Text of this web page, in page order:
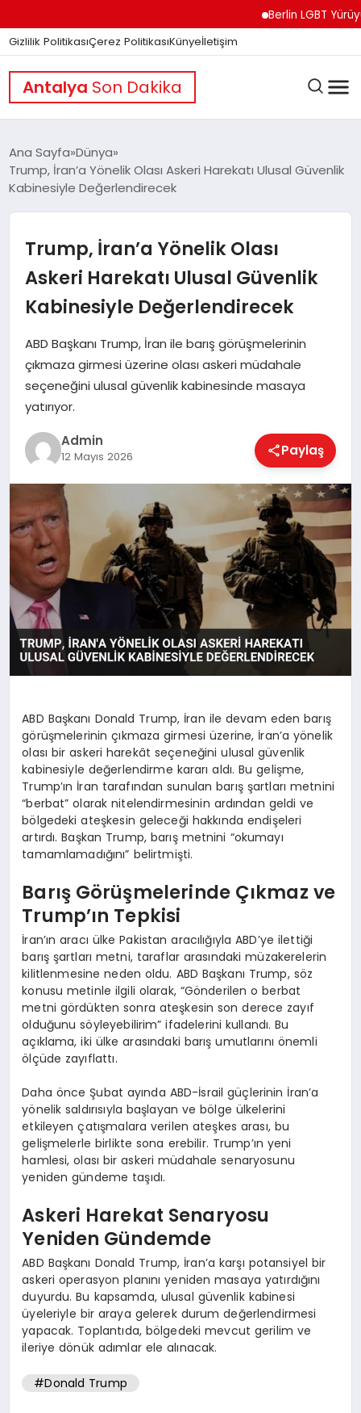
Berlin LGBT
Gizlilik PolitikasıÇerez PolitikasıKünyeİletişim
Antalya Son Dakika
GÜNDEM
DÜNYA
EĞITIM
EKONOMI
MAGAZIN
SAĞLIK
SPOR
TEKNOLOJI
Ana Sayfa Dünya
Trump, İran’a Yönelik Olası Askeri Harekatı Ulusal Güvenlik
Kabinesiyle Değerlendirecek
Trump, İran’a Yönelik Olası
Askeri Harekatı Ulusal Güvenlik
Kabinesiyle Değerlendirecek
ABD Başkanı Trump, İran ile barış görüşmelerinin
çıkmaza girmesi üzerine olası askeri müdahale
seçeneğini ulusal güvenlik kabinesinde masaya
yatırıyor.
Admin
12 Mayıs 2026 Paylaş
ABD Başkanı Donald Trump, İran ile devam eden barış
görüşmelerinin çıkmaza girmesi üzerine, İran’a yönelik
olası bir askeri harekât seçeneğini ulusal güvenlik
kabinesiyle değerlendirme kararı aldı. Bu gelişme,
Trump’ın İran tarafından sunulan barış şartları metnini
“berbat” olarak nitelendirmesinin ardından geldi ve
bölgedeki ateşkesin geleceği hakkında endişeleri
artırdı. Başkan Trump, barış metnini “okumayı
tamamlamadığını” belirtmişti.
Barış Görüşmelerinde Çıkmaz ve
Trump’ın Tepkisi
İran’ın aracı ülke Pakistan aracılığıyla ABD’ye ilettiği
barış şartları metni, taraflar arasındaki müzakerelerin
kilitlenmesine neden oldu. ABD Başkanı Trump, söz
konusu metinle ilgili olarak, “Gönderilen o berbat
metni gördükten sonra ateşkesin son derece zayıf
olduğunu söyleyebilirim” ifadelerini kullandı. Bu
açıklama, iki ülke arasındaki barış umutlarını önemli
ölçüde zayıflattı.
Daha önce Şubat ayında ABD-İsrail güçlerinin İran’a
yönelik saldırısıyla başlayan ve bölge ülkelerini
etkileyen çatışmalara verilen ateşkes arası, bu
gelişmelerle birlikte sona erebilir. Trump’ın yeni
hamlesi, olası bir askeri müdahale senaryosunu
yeniden gündeme taşıdı.
Askeri Harekat Senaryosu
Yeniden Gündemde
ABD Başkanı Donald Trump, İran’a karşı potansiyel bir
askeri operasyon planını yeniden masaya yatırdığını
duyurdu. Bu kapsamda, ulusal güvenlik kabinesi
üyeleriyle bir araya gelerek durum değerlendirmesi
yapacak. Toplantıda, bölgedeki mevcut gerilim ve
ileriye dönük adımlar ele alınacak.
#Donald Trump